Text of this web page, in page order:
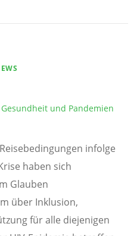
und Pandemien
infolge
haben sich
Glauben
über Inklusion,
für alle diejenigen